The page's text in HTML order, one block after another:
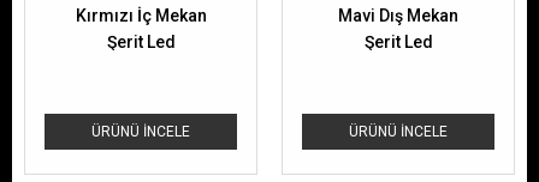
ÜRÜNÜ İNCELE
Kırmızı İç Mekan
Şerit Led
ÜRÜNÜ İNCELE
Mavi Dış Mekan
Şerit Led